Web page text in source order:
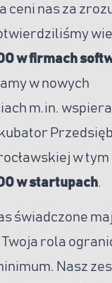
ceni nas za
w firmach
w nowych
m.in.
w
w startupach.
świadczone
rola
Nasz